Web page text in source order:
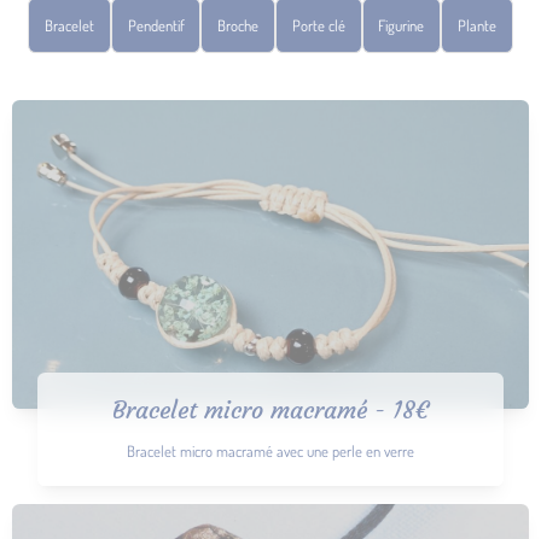
Bracelet Pendentif Broche Porte clé Figurine Plante
Bracelet micro macramé - 18€
Bracelet micro macramé avec une perle en verre